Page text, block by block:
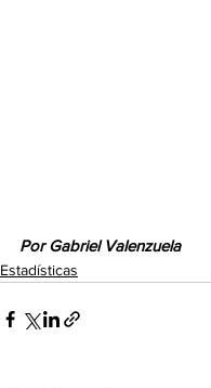
Por Gabriel Valenzuela
Estadísticas